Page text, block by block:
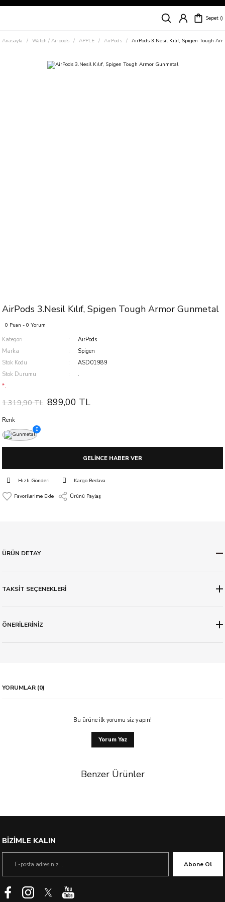
Siparişleriniz
Sepet
Anasayfa Watch / Airpods APPLE AirPods AirPods 3.Nesil Kılıf, Spigen Tough
AirPods 3.Nesil Kılıf, Spigen Tough Armor Gunmetal
0 Puan - 0 Yorum
Kategori
AirPods
Marka
Spigen
Stok Kodu
ASD01989
Stok Durumu
.
*.
1.319,90 TL 899,00 TL
Renk
GELİNCE HABER VER
Hızlı Gönderi Kargo Bedava
Ürünü Paylaş
ÜRÜN DETAY
TAKSİT SEÇENEKLERİ
ÖNERİLERİNİZ
YORUMLAR (0)
Bu ürüne ilk yorumu siz yapın!
Yorum Yaz
Benzer Ürünler
BİZİMLE KALIN
Abone Ol